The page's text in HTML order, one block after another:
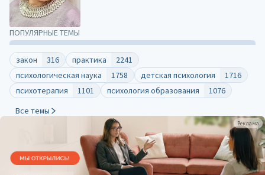
Реклама
ПОПУЛЯРНЫЕ ТЕМЫ
закон 316 практика
2241
психологическая наука
1758 детская психология
1716
психотерапия
1101 психология образования
1076
Все темы